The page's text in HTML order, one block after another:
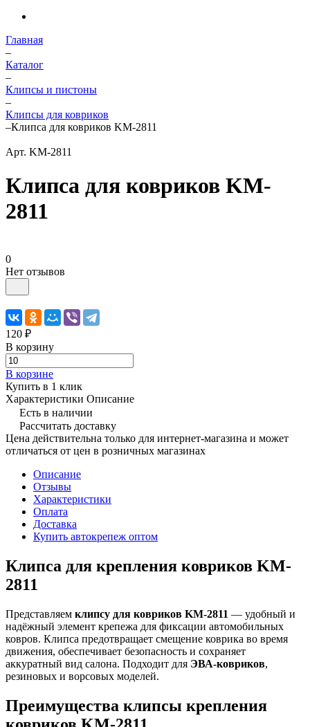
Главная
–
Каталог
–
Клипсы и пистоны
–
Клипсы для ковриков
–Клипса для ковриков KM-2811
Арт. KM-2811
Клипса для ковриков KM-
2811
0
Нет отзывов
120 ₽
В корзину
В корзине
Купить в 1 клик
Характеристики Описание
Есть в наличии
Рассчитать доставку
Цена действительна только для интернет-магазина и может
отличаться от цен в розничных магазинах
Описание
Отзывы
Характеристики
Оплата
Доставка
Купить автокрепеж оптом
Клипса для крепления ковриков KM-
2811
Представляем клипсу для ковриков KM-2811 — удобный и
надёжный элемент крепежа для фиксации автомобильных
ковров. Клипса предотвращает смещение коврика во время
движения, обеспечивает безопасность и сохраняет
аккуратный вид салона. Подходит для ЭВА-ковриков,
резиновых и ворсовых моделей.
Преимущества клипсы крепления